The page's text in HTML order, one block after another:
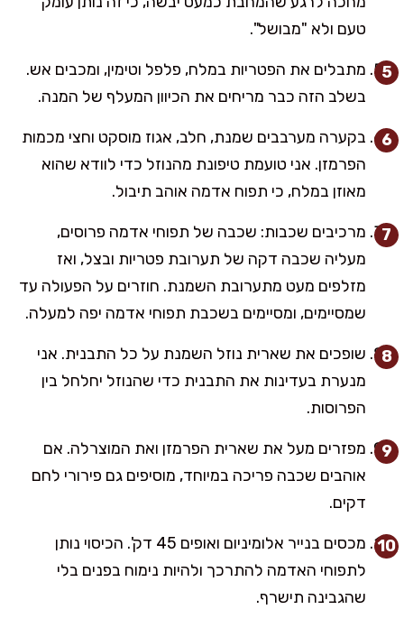
טעם ולא "מבושל".
מתבלים את הפטריות במלח, פלפל וטימין, ומכבים אש.
בשלב הזה כבר מריחים את הכיוון המעלף של המנה.
בקערה מערבבים שמנת, חלב, אגוז מוסקט וחצי מכמות
הפרמזן. אני טועמת טיפונת מהנוזל כדי לוודא שהוא
מאוזן במלח, כי תפוח אדמה אוהב תיבול.
מרכיבים שכבות: שכבה של תפוחי אדמה פרוסים,
מעליה שכבה דקה של תערובת פטריות ובצל, ואז
מזלפים מעט מתערובת השמנת. חוזרים על הפעולה עד
שמסיימים, ומסיימים בשכבת תפוחי אדמה יפה למעלה.
שופכים את שארית נוזל השמנת על כל התבנית. אני
מנערת בעדינות את התבנית כדי שהנוזל יחלחל בין
הפרוסות.
מפזרים מעל את שארית הפרמזן ואת המוצרלה. אם
אוהבים שכבה פריכה במיוחד, מוסיפים גם פירורי לחם
דקים.
מכסים בנייר אלומיניום ואופים 45 דק'. הכיסוי נותן
לתפוחי האדמה להתרכך ולהיות נימוח בפנים בלי
שהגבינה תישרף.